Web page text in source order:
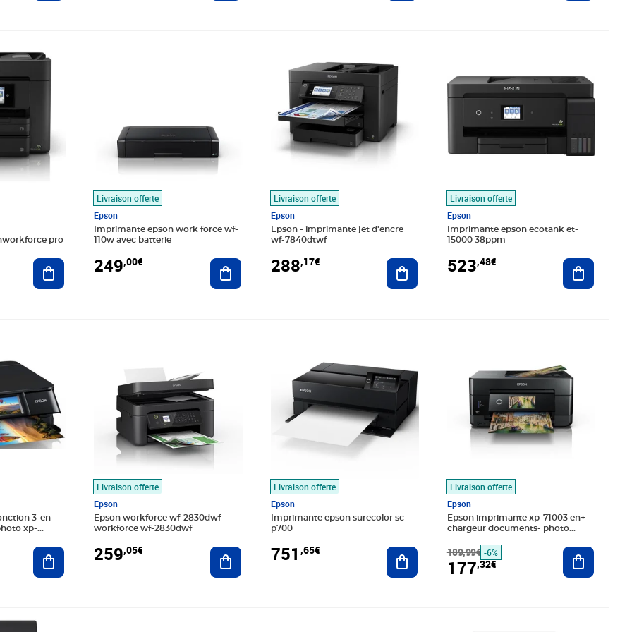
pro
Ajouter au panier
Livraison offerte
Epson
Imprimante epson work force wf-
110w avec batterie
249,00€ Ajouter au panier
Livraison offerte
Epson
Epson - imprimante jet d'encre
wf-7840dtwf
288,17€ Ajouter au panier
Livraison offerte
Epson
Imprimante epson ecotank et-
15000 38ppm
523,48€ Ajouter
3-en-
xp-
Ajouter au panier
Livraison offerte
Epson
Epson workforce wf-2830dwf
workforce wf-2830dwf
259,05€ Ajouter au panier
Livraison offerte
Epson
Imprimante epson surecolor sc-
p700
751 ,65€ Ajouter au panier
Livraison offerte
Epson
Epson imprimante xp-71003 en+
chargeur documents- photo
direct ecran tactile
189,99€ -6%
177,32€
Ajouter